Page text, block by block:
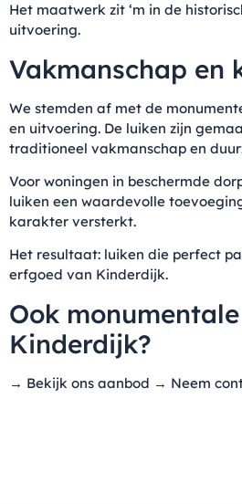
Het maatwerk zit ‘m in de
uitvoering.
Vakmanschap en
We stemden af met de
en uitvoering. De luiken zijn
traditioneel vakmanschap en
Voor woningen in beschermde
luiken een waardevolle
karakter versterkt.
Het resultaat: luiken die perfect
erfgoed van Kinderdijk.
Ook
Kinderdijk?
→ Bekijk ons aanbod → Neem